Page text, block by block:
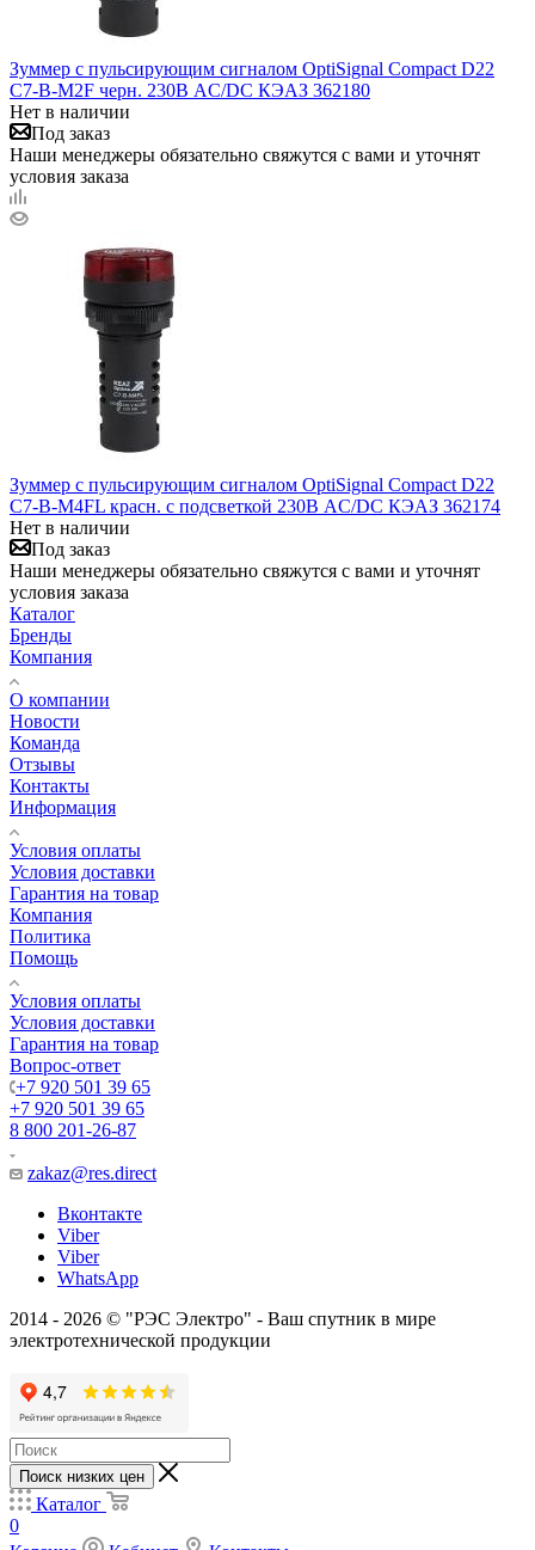
Зуммер с пульсирующим сигналом OptiSignal Compact D22
С7-B-M2F черн. 230В AC/DC КЭАЗ 362180
Нет в наличии
Под заказ
Наши менеджеры обязательно свяжутся с вами и уточнят
условия заказа
Зуммер с пульсирующим сигналом OptiSignal Compact D22
С7-B-M4FL красн. с подсветкой 230В AC/DC КЭАЗ 362174
Нет в наличии
Под заказ
Наши менеджеры обязательно свяжутся с вами и уточнят
условия заказа
Каталог
Бренды
Компания
О компании
Новости
Команда
Отзывы
Контакты
Информация
Условия оплаты
Условия доставки
Гарантия на товар
Компания
Политика
Помощь
Условия оплаты
Условия доставки
Гарантия на товар
Вопрос-ответ
+7 920 501 39 65
+7 920 501 39 65
8 800 201-26-87
zakaz@res.direct
Вконтакте
Viber
Viber
WhatsApp
2014 - 2026 © "РЭС Электро" - Ваш спутник в мире
электротехнической продукции
Поиск низких цен
Каталог
0